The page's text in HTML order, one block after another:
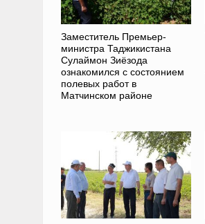
Заместитель Премьер-
министра Таджикистана
Сулаймон Зиёзода
ознакомился с состоянием
полевых работ в
Матчинском районе